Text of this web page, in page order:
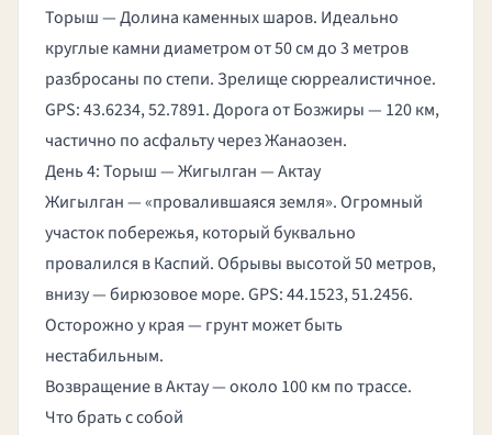
Торыш — Долина каменных шаров. Идеально
круглые камни диаметром от 50 см до 3 метров
разбросаны по степи. Зрелище сюрреалистичное.
GPS: 43.6234, 52.7891. Дорога от Бозжиры — 120 км,
частично по асфальту через Жанаозен.
День 4: Торыш — Жигылган — Актау
Жигылган — «провалившаяся земля». Огромный
участок побережья, который буквально
провалился в Каспий. Обрывы высотой 50 метров,
внизу — бирюзовое море. GPS: 44.1523, 51.2456.
Осторожно у края — грунт может быть
нестабильным.
Возвращение в Актау — около 100 км по трассе.
Что брать с собой